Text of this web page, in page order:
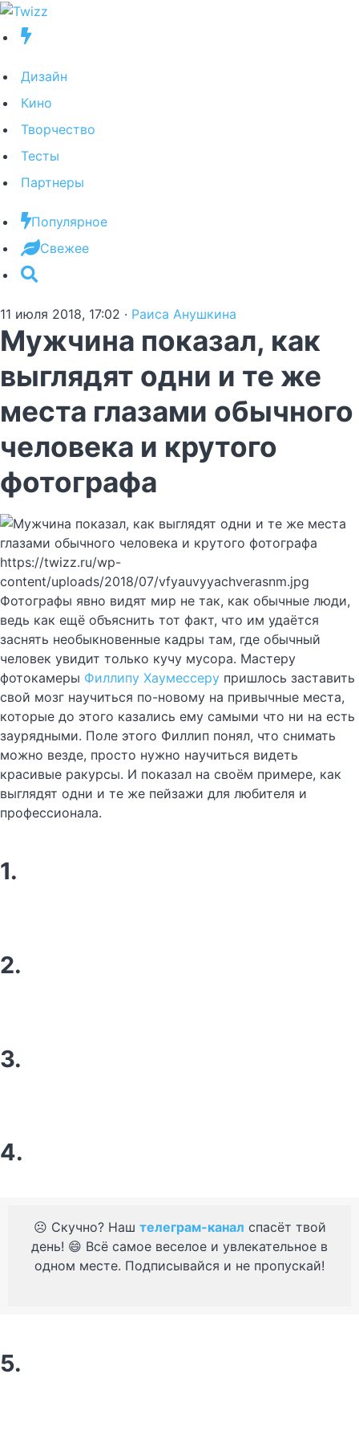
Дизайн
Кино
Творчество
Тесты
Партнеры
Популярное
Свежее
11 июля 2018, 17:02 · Раиса Анушкина
Мужчина показал, как
выглядят одни и те же
места глазами обычного
человека и крутого
фотографа
https://twizz.ru/wp-
content/uploads/2018/07/vfyauvyyachverasnm.jpg
Фотографы явно видят мир не так, как обычные люди,
ведь как ещё объяснить тот факт, что им удаётся
заснять необыкновенные кадры там, где обычный
человек увидит только кучу мусора. Мастеру
фотокамеры Филлипу Хаумессеру пришлось заставить
свой мозг научиться по-новому на привычные места,
которые до этого казались ему самыми что ни на есть
заурядными. Поле этого Филлип понял, что снимать
можно везде, просто нужно научиться видеть
красивые ракурсы. И показал на своём примере, как
выглядят одни и те же пейзажи для любителя и
профессионала.
1.
2.
3.
4.
☹️ Скучно? Наш телеграм-канал спасёт твой
день! 😄 Всё самое веселое и увлекательное в
одном месте. Подписывайся и не пропускай!
5.